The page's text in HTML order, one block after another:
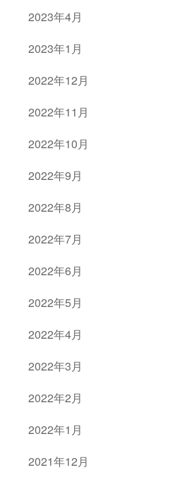
2023年4月
2023年1月
2022年12月
2022年11月
2022年10月
2022年9月
2022年8月
2022年7月
2022年6月
2022年5月
2022年4月
2022年3月
2022年2月
2022年1月
2021年12月